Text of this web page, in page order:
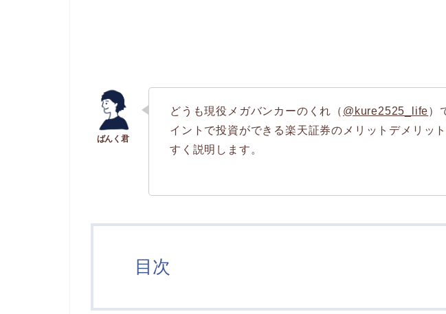
どうも現役メガバンカーのくれ（ @kure2525_life）
イントで投資ができる楽天証券のメリットデメリッ
すく説明します。
目次